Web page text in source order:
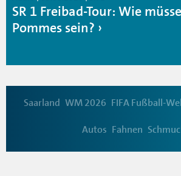
SR 1 Freibad-Tour: Wie
Pommes sein?
Saarland WM 2026 FIFA Fußball-
Autos Fahnen